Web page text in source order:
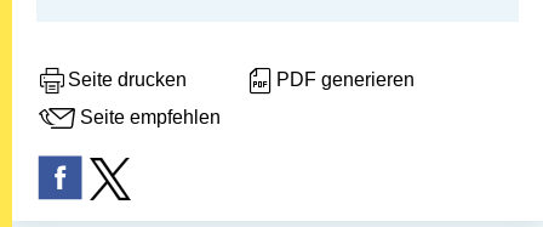
Seite drucken
PDF generieren
Seite empfehlen